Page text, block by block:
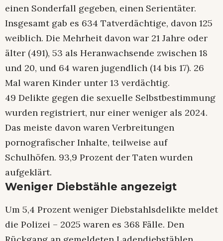
einen Sonderfall gegeben, einen Serientäter.
Insgesamt gab es 634 Tatverdächtige, davon 125
weiblich. Die Mehrheit davon war 21 Jahre oder
älter (491), 53 als Heranwachsende zwischen 18
und 20, und 64 waren jugendlich (14 bis 17). 26
Mal waren Kinder unter 13 verdächtig.
49 Delikte gegen die sexuelle Selbstbestimmung
wurden registriert, nur einer weniger als 2024.
Das meiste davon waren Verbreitungen
pornografischer Inhalte, teilweise auf
Schulhöfen. 93,9 Prozent der Taten wurden
aufgeklärt.
Weniger Diebstähle angezeigt
Um 5,4 Prozent weniger Diebstahlsdelikte meldet
die Polizei – 2025 waren es 368 Fälle. Den